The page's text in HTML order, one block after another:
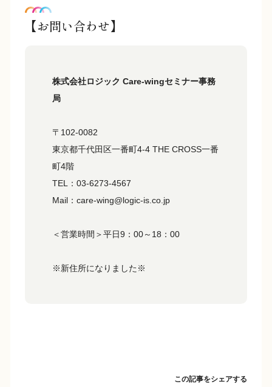
【お問い合わせ】
株式会社ロジック Care-wingセミナー事務
局
〒102-0082
東京都千代田区一番町4-4 THE CROSS一番
町4階
TEL：03-6273-4567
Mail：care-wing@logic-is.co.jp
＜営業時間＞平日9：00～18：00
※新住所になりました※
この記事をシェアする